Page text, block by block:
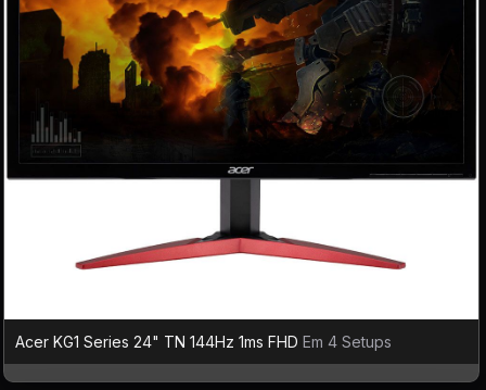
Acer KG1 Series 24" TN 144Hz 1ms FHD Em 4 Setups